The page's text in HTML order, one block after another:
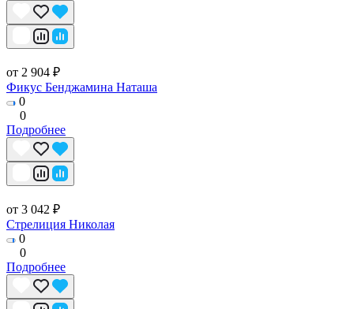
от 2 904 ₽
Фикус Бенджамина Наташа
0
0
Подробнее
от 3 042 ₽
Стрелиция Николая
0
0
Подробнее